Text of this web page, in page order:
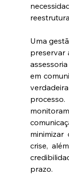
Uma
preservar
em
crise,
prazo.